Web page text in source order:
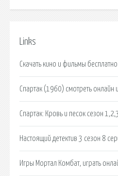
Links
Скачать кино и фильмы
Спартак (1960) смотреть онлайн
Спартак: Кровь и песок сезон
Настоящий детектив 3 сезон 8
Игры Мортал Комбат, играть